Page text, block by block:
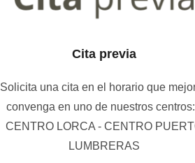
Cita previa
Solicita una cita en el horario que
convenga en uno de nuestros
CENTRO LORCA - CENTRO
LUMBRERAS